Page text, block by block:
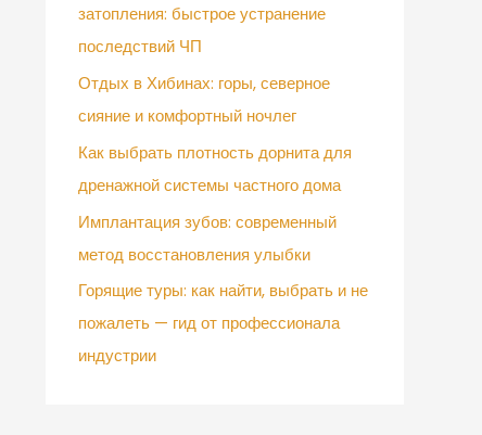
затопления: быстрое устранение
последствий ЧП
Отдых в Хибинах: горы, северное
сияние и комфортный ночлег
Как выбрать плотность дорнита для
дренажной системы частного дома
Имплантация зубов: современный
метод восстановления улыбки
Горящие туры: как найти, выбрать и не
пожалеть — гид от профессионала
индустрии